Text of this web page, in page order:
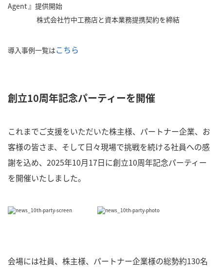
Agent 』提供開始
株式会社竹中工務店と資本業務提携契約を締結
導入事例一覧はこちら
創立10周年記念パーティーを開催
これまでご支援をいただいた株主様、パートナー企業、お
客様の皆さま、そして日々現場で挑戦を続ける社員への感
謝を込め、2025年10月17日に創立10周年記念パーティー
を開催いたしました。
会場には社員、株主様、パートナー企業様の総勢約130名